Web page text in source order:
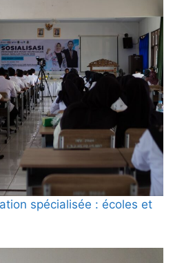
spécialisée : écoles et